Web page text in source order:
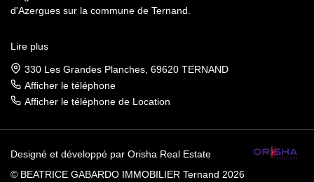
d'Azergues sur la commune de Ternand.
elle vous accompagnera de A à Z dans votre projet immobilier.
Une agence de proximité et intimiste qui vous offrira les meilleurs
services personnalisés.
Lire plus
330 Les Grandes Planches, 69620 TERNAND
Afficher le téléphone
Afficher le téléphone de Location
Designé et développé par Orisha Real Estate
© BEATRICE GABARDO IMMOBILIER Ternand 2026